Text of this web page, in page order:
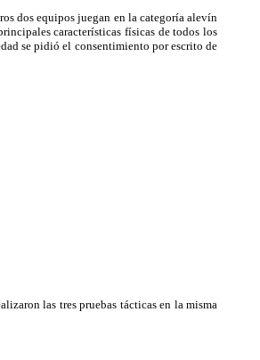
dos equipos juegan en la categoría alevín
características físicas de todos los
se pidió el consentimiento por escrito de
las tres pruebas tácticas en la misma